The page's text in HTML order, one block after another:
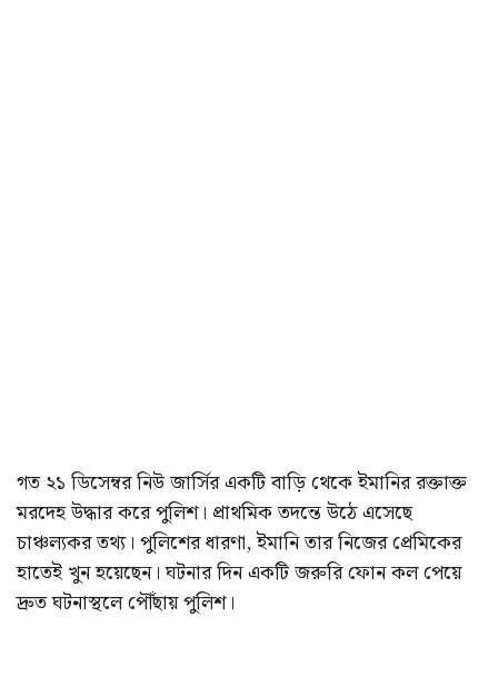
গত ২১ ডিসেম্বর নিউ জার্সির একটি বাড়ি থেকে ইমানির রক্তাক্ত
মরদেহ উদ্ধার করে পুলিশ। প্রাথমিক তদন্তে উঠে এসেছে
চাঞ্চল্যকর তথ্য। পুলিশের ধারণা, ইমানি তার নিজের প্রেমিকের
হাতেই খুন হয়েছেন। ঘটনার দিন একটি জরুরি ফোন কল পেয়ে
দ্রুত ঘটনাস্থলে পৌঁছায় পুলিশ।